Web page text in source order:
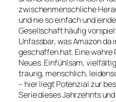
zwischenmenschliche
und nie so einfach und
Gesellschaft häufig
Unfassbar, was Amazon da
geschaffen hat. Eine wahre
Neues. Einfühlsam,
traurig, menschlich,
– hier liegt Potenzial zur
Serie dieses Jahrzehnts